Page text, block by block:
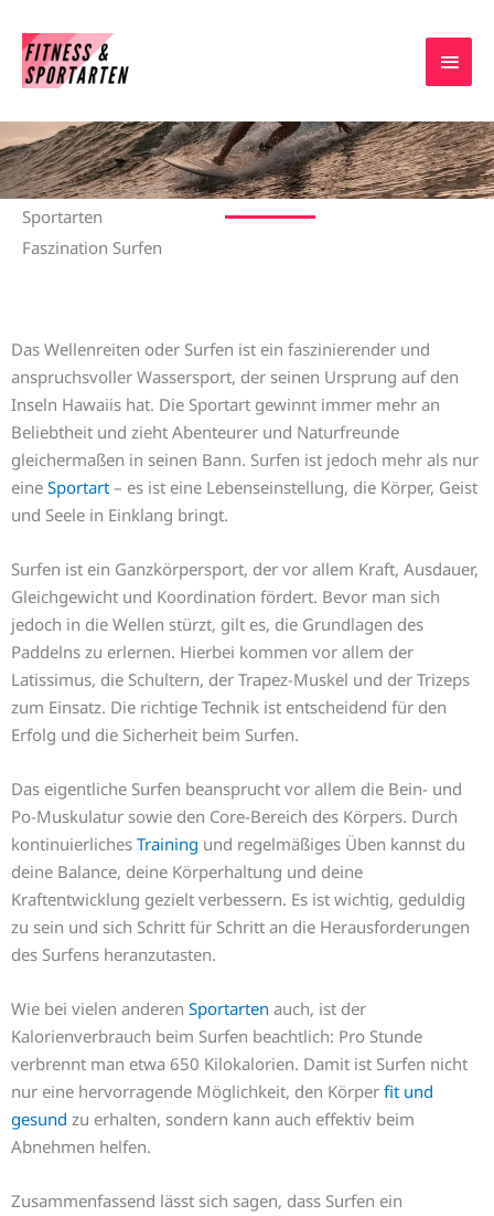
Inhalt
springen
Sportarten
Faszination Surfen
Das Wellenreiten oder Surfen ist ein faszinierender und
anspruchsvoller Wassersport, der seinen Ursprung auf den
Inseln Hawaiis hat. Die Sportart gewinnt immer mehr an
Beliebtheit und zieht Abenteurer und Naturfreunde
gleichermaßen in seinen Bann. Surfen ist jedoch mehr als nur
eine Sportart – es ist eine Lebenseinstellung, die Körper, Geist
und Seele in Einklang bringt.
Surfen ist ein Ganzkörpersport, der vor allem Kraft, Ausdauer,
Gleichgewicht und Koordination fördert. Bevor man sich
jedoch in die Wellen stürzt, gilt es, die Grundlagen des
Paddelns zu erlernen. Hierbei kommen vor allem der
Latissimus, die Schultern, der Trapez-Muskel und der Trizeps
zum Einsatz. Die richtige Technik ist entscheidend für den
Erfolg und die Sicherheit beim Surfen.
Das eigentliche Surfen beansprucht vor allem die Bein- und
Po-Muskulatur sowie den Core-Bereich des Körpers. Durch
kontinuierliches Training und regelmäßiges Üben kannst du
deine Balance, deine Körperhaltung und deine
Kraftentwicklung gezielt verbessern. Es ist wichtig, geduldig
zu sein und sich Schritt für Schritt an die Herausforderungen
des Surfens heranzutasten.
Wie bei vielen anderen Sportarten auch, ist der
Kalorienverbrauch beim Surfen beachtlich: Pro Stunde
verbrennt man etwa 650 Kilokalorien. Damit ist Surfen nicht
nur eine hervorragende Möglichkeit, den Körper fit und
gesund zu erhalten, sondern kann auch effektiv beim
Abnehmen helfen.
Zusammenfassend lässt sich sagen, dass Surfen ein